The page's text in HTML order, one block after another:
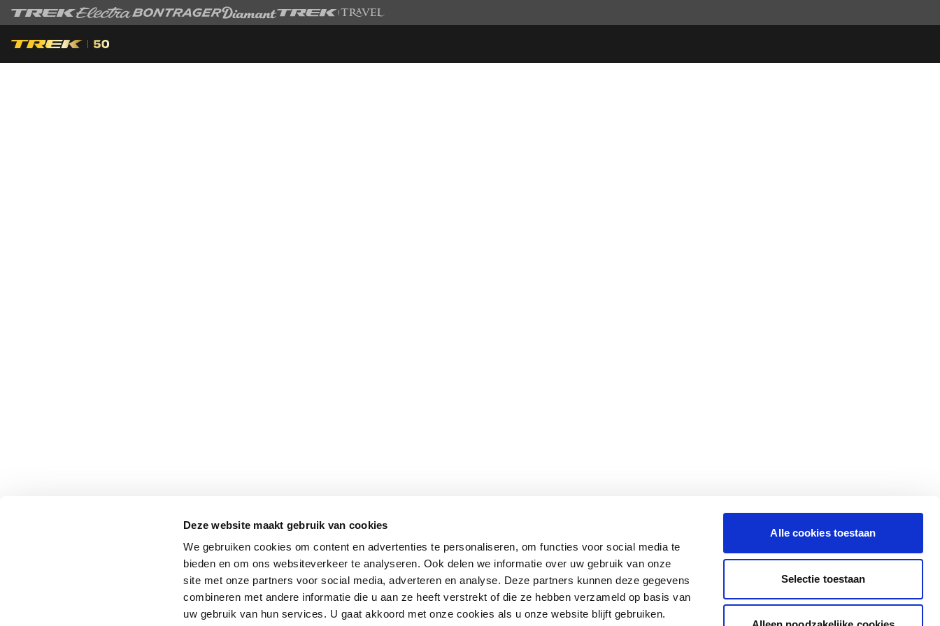
Deze website maakt gebruik van cookies
We gebruiken cookies om content en advertenties te personaliseren, om functies voor social media te
bieden en om ons websiteverkeer te analyseren. Ook delen we informatie over uw gebruik van onze
site met onze partners voor social media, adverteren en analyse. Deze partners kunnen deze gegevens
combineren met andere informatie die u aan ze heeft verstrekt of die ze hebben verzameld op basis van
uw gebruik van hun services. U gaat akkoord met onze cookies als u onze website blijft gebruiken.
Alle cookies toestaan
Selectie toestaan